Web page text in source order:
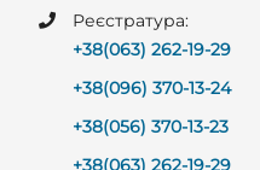
Реєстратура:
+38(063) 262-19-29
+38(096) 370-13-24
+38(056) 370-13-23
+38(063) 262-19-29